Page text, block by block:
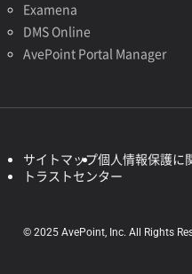
Examena
DMS Online
AvePoint Portal Manager
サイトマップ個人情報保護に
トラストセンター
© 2025 AvePoint, Inc. All Rights